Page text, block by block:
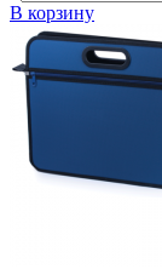
В корзину